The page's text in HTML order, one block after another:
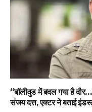
“बॉलीवुड में बदल गया है
संजय दत्त, एक्टर ने बताई